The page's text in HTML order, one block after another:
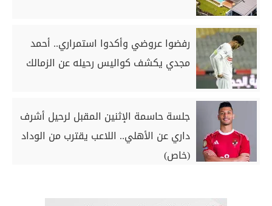
رفضوا عروضي وأكدوا استمراري.. أحمد
مجدي يكشف كواليس رحيله عن الزمالك
جلسة حاسمة الإثنين المقبل لرحيل أشرف
داري عن الأهلي.. اللاعب يقترب من الوداد
(خاص)